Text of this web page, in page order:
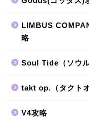
LIMBUS
略
Soul Tide（ソウ
takt op.（タクト
V4攻略